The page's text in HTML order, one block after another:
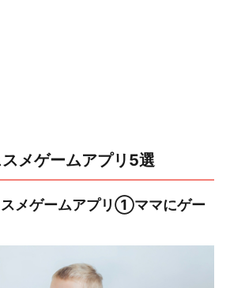
メゲームアプリ5選
スメゲームアプリ①ママにゲー